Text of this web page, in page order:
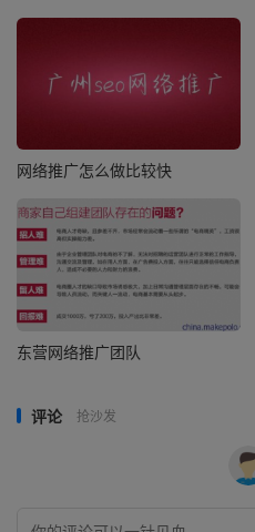
网络推广怎么做比较快
东营网络推广团队
评论 抢沙发